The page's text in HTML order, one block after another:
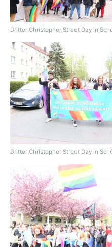
Dritter Christopher Street Day in
Dritter Christopher Street Day in